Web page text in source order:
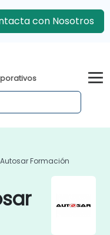
con Nosotros
Autosar Formación